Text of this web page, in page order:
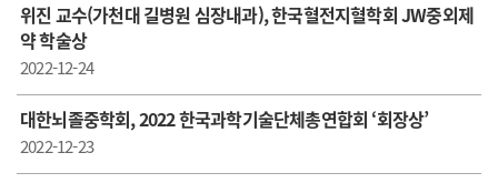
위진 교수(가천대 길병원 심장내과), 한국혈전지혈학회 JW중외제
약 학술상
2022-12-24
대한뇌졸중학회, 2022 한국과학기술단체총연합회 ‘회장상’
2022-12-23